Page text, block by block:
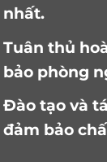
nhất.
Tuân thủ
bảo phòng
Đào tạo và
đảm bảo